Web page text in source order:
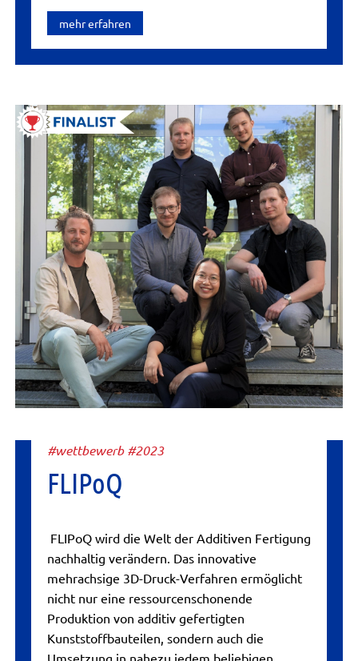
mehr erfahren
#wettbewerb #2023
FLIPoQ
FLIPoQ wird die Welt der Additiven Fertigung
nachhaltig verändern. Das innovative
mehrachsige 3D-Druck-Verfahren ermöglicht
nicht nur eine ressourcenschonende
Produktion von additiv gefertigten
Kunststoffbauteilen, sondern auch die
Umsetzung in nahezu jedem beliebigen